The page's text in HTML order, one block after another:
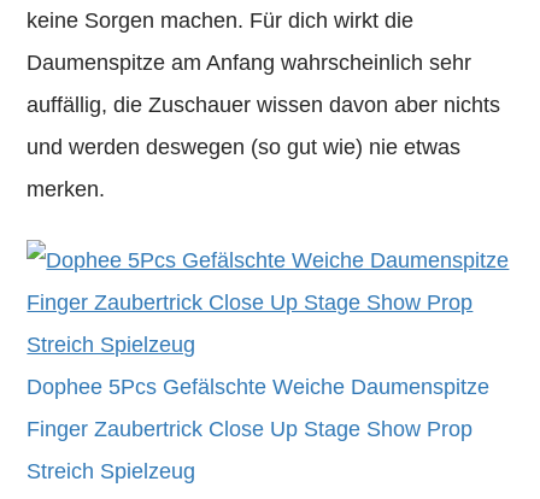
keine Sorgen machen. Für dich wirkt die
Daumenspitze am Anfang wahrscheinlich sehr
auffällig, die Zuschauer wissen davon aber nichts
und werden deswegen (so gut wie) nie etwas
merken.
Dophee 5Pcs Gefälschte Weiche Daumenspitze
Finger Zaubertrick Close Up Stage Show Prop
Streich Spielzeug